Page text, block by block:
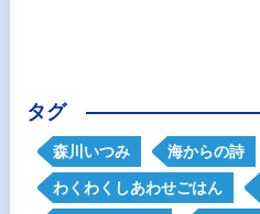
タグ
森川いつみ 海からの詩
わくわくしあわせごはん